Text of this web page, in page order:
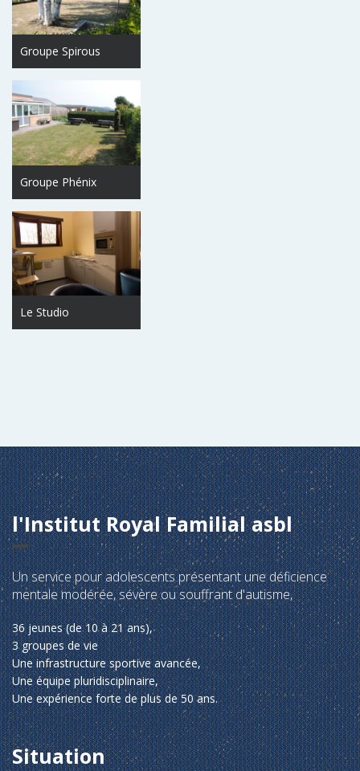
Groupe Spirous
Groupe Phénix
Le Studio
l'Institut Royal Familial asbl
Un service pour adolescents présentant une déficience
mentale modérée, sévère ou souffrant d'autisme,
36 jeunes (de 10 à 21 ans),
3 groupes de vie
Une infrastructure sportive avancée,
Une équipe pluridisciplinaire,
Une expérience forte de plus de 50 ans.
Situation